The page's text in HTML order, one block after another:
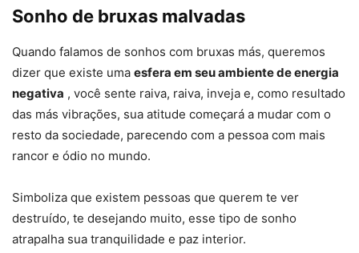
Sonho de bruxas malvadas
Quando falamos de sonhos com bruxas más, queremos
dizer que existe uma esfera em seu ambiente de energia
negativa , você sente raiva, raiva, inveja e, como resultado
das más vibrações, sua atitude começará a mudar com o
resto da sociedade, parecendo com a pessoa com mais
rancor e ódio no mundo.
Simboliza que existem pessoas que querem te ver
destruído, te desejando muito, esse tipo de sonho
atrapalha sua tranquilidade e paz interior.